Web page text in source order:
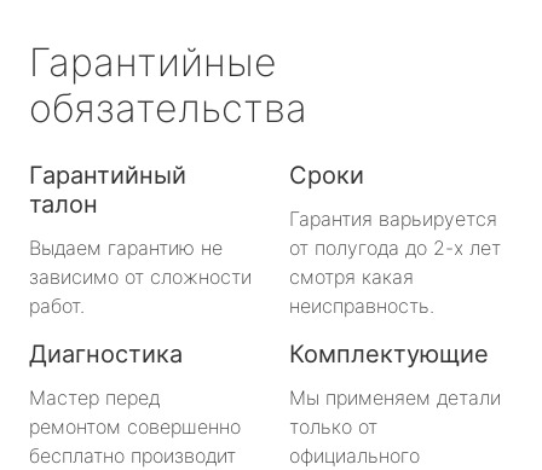
Гарантийные
обязательства
Гарантийный
талон
Выдаем гарантию не
зависимо от сложности
работ.
Сроки
Гарантия варьируется
от полугода до 2-х лет
смотря какая
неисправность.
Диагностика
Мастер перед
ремонтом совершенно
бесплатно производит
Комплектующие
Мы применяем детали
только от
официального